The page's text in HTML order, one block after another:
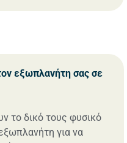
εξωπλανήτη σας σε
το δικό τους φυσικό
για να